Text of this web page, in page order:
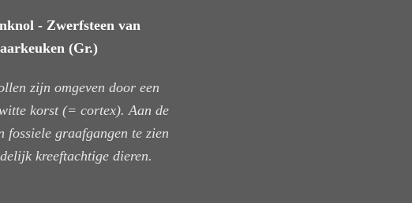
- Zwerfsteen van
(Gr.)
zijn omgeven door een
korst (= cortex). Aan de
fossiele graafgangen te zien
kreeftachtige dieren.